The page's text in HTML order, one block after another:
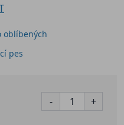
- +
oblíbených
pes